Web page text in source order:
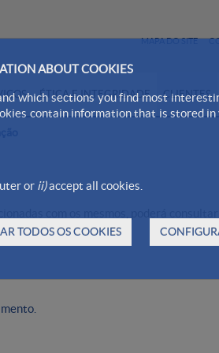
ABOUT COOKIES
which sections you find most
contain information that is stored
or ii)accept all cookies.
TODOS OS COOKIES
MAPA DO SITE
ÉTICA E INTEGRIDADE CLIENTES